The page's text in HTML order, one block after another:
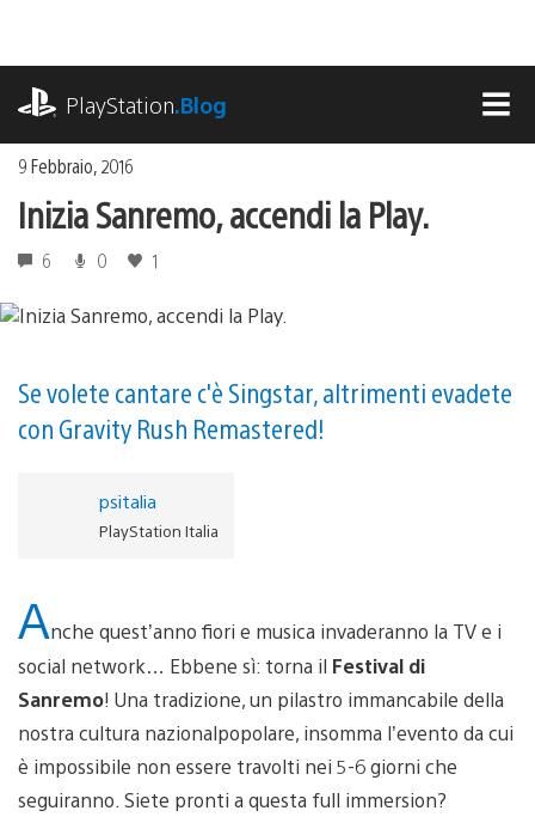
contenuto
PlayStation.Blog
9 Febbraio, 2016
Inizia Sanremo, accendi la Play.
6 0 1
Se volete cantare c'è Singstar, altrimenti evadete
con Gravity Rush Remastered!
psitalia
PlayStation Italia
Anche quest’anno fiori e musica invaderanno la TV e i
social network… Ebbene sì: torna il Festival di
Sanremo! Una tradizione, un pilastro immancabile della
nostra cultura nazionalpopolare, insomma l’evento da cui
è impossibile non essere travolti nei 5-6 giorni che
seguiranno. Siete pronti a questa full immersion?